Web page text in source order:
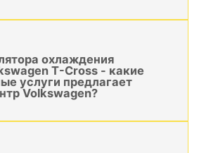
охлаждения
T-Cross - какие
услуги предлагает
Volkswagen?